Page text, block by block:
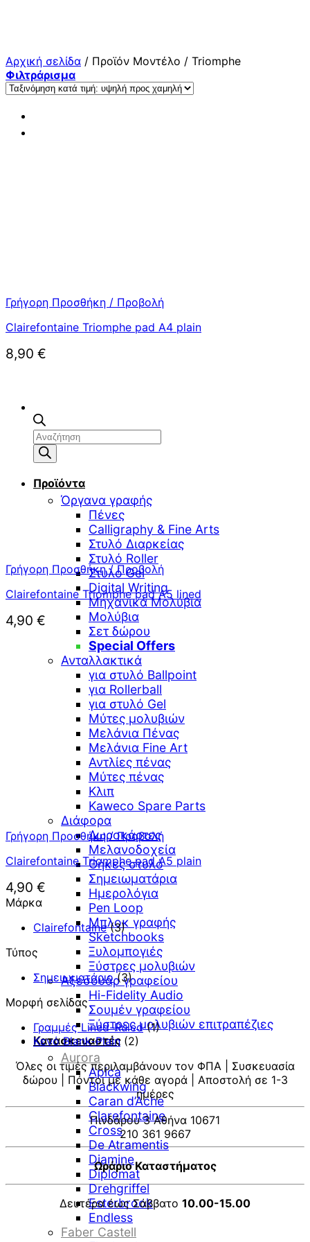
Αναζήτηση
προϊόντων
Προϊόντα
Όργανα γραφής
Πένες
Calligraphy & Fine Arts
Στυλό Διαρκείας
Στυλό Roller
Στυλό Gel
Digital Writing
Μηχανικά Μολύβια
Μολύβια
Σετ δώρου
Special Offers
Ανταλλακτικά
για στυλό Ballpoint
για Rollerball
για στυλό Gel
Μύτες μολυβιών
Μελάνια Πένας
Μελάνια Fine Art
Αντλίες πένας
Μύτες πένας
Κλιπ
Kaweco Spare Parts
Διάφορα
Δωροκάρτες
Μελανοδοχεία
Θήκες στυλό
Σημειωματάρια
Ημερολόγια
Pen Loop
Μπλοκ γραφής
Sketchbooks
Ξυλομπογιές
Ξύστρες μολυβιών
Αξεσουάρ γραφείου
Hi-Fidelity Audio
Σουμέν γραφείου
Ξύστρες μολυβιών επιτραπέζιες
Κατασκευαστές
Aurora
Apica
Blackwing
Caran d’Ache
Clarefontaine
Cross
De Atramentis
Diamine
Diplomat
Drehgriffel
Esterbrook
Endless
Faber Castell
Αρχική σελίδα / Προϊόν Μοντέλο / Triomphe
Φιλτράρισμα
Γρήγορη Προσθήκη / Προβολή
Clairefontaine Triomphe pad A4 plain
8,90 €
Γρήγορη Προσθήκη / Προβολή
Clairefontaine Triomphe pad A5 lined
4,90 €
Γρήγορη Προσθήκη / Προβολή
Clairefontaine Triomphe pad A5 plain
4,90 €
Μάρκα
Clairefontaine (3)
Τύπος
Σημειωματάριο (3)
Μορφή σελίδας
Γραμμές Lined-Ruled (1)
Κενό Blank-Plain (2)
Όλες οι τιμές περιλαμβάνουν τον ΦΠΑ | Συσκευασία
δώρου | Πόντοι με κάθε αγορά | Αποστολή σε 1-3
ημέρες
Πινδάρου 3 Αθήνα 10671
210 361 9667
Ωράριο Καταστήματος
Δευτέρα έως Σάββατο 10.00-15.00